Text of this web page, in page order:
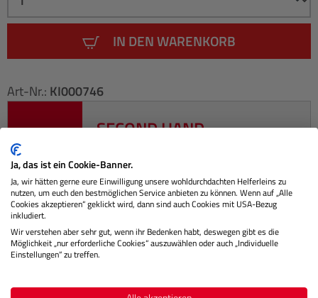
IN DEN WARENKORB
Art-Nr.: KI000746
SECOND HAND
eintauschen!
Beschreibung
Die PowerShot V10 ist eine fantastische All-in-One-
Ja, das ist ein Cookie-Banner.
Ja, wir hätten gerne eure Einwilligung unsere wohldurchdachten Helferleins zu
nutzen, um euch den bestmöglichen Service anbieten zu können. Wenn auf „Alle
Cookies akzeptieren“ geklickt wird, dann sind auch Cookies mit USA-Bezug
inkludiert.
Wir verstehen aber sehr gut, wenn ihr Bedenken habt, deswegen gibt es die
Möglichkeit „nur erforderliche Cookies“ auszuwählen oder auch „Individuelle
Einstellungen“ zu treffen.